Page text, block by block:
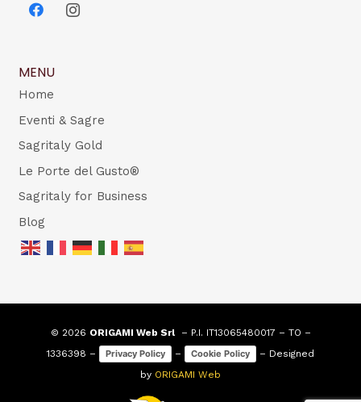
MENU
Home
Eventi & Sagre
Sagritaly Gold
Le Porte del Gusto®
Sagritaly for Business
Blog
© 2026 ORIGAMI Web Srl– P.I. IT13065480017 – TO –
1336398 –
Privacy Policy – Cookie Policy
– Designed
by ORIGAMI Web